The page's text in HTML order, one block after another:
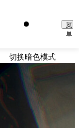
切换暗色模式
菜
单